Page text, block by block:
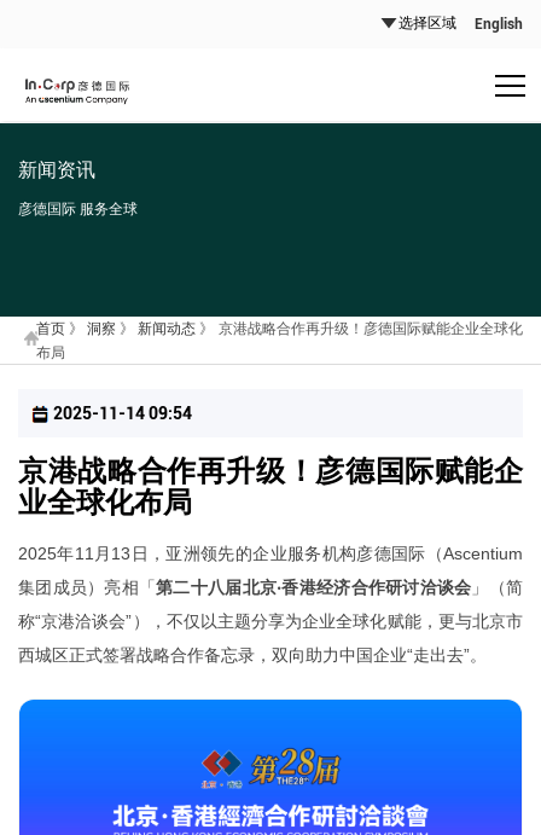
English
新闻资讯
彦德国际 服务全球
首页 》洞察 》新闻动态 》 京港战略合作再升级！彦德国际赋能企业全球化
布局
2025-11-14 09:54
京港战略合作再升级！彦德国际赋能企
业全球化布局
2025年11月13日，亚洲领先的企业服务机构彦德国际（Ascentium
集团成员）亮相「第二十八届北京‧香港经济合作研讨洽谈会 」（简
称“京港洽谈会”），不仅以主题分享为企业全球化赋能，更与北京市
西城区正式签署战略合作备忘录，双向助力中国企业“走出去”。